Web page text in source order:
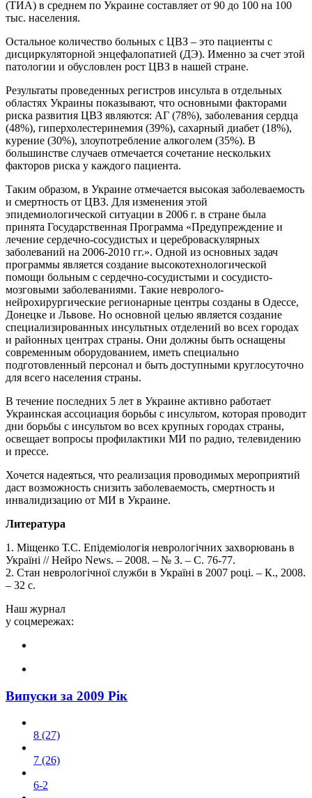
(ТИА) в среднем по Украине составляет от 90 до 100 на 100
тыс. населения.
Остальное количество больных с ЦВЗ – это пациенты с
дисциркуляторной энцефалопатией (ДЭ). Именно за счет этой
патологии и обусловлен рост ЦВЗ в нашей стране.
Результаты проведенных регистров инсульта в отдельных
областях Украины показывают, что основными факторами
риска развития ЦВЗ являются: АГ (78%), заболевания сердца
(48%), гиперхолестеринемия (39%), сахарный диабет (18%),
курение (30%), злоупотребление алкоголем (35%). В
большинстве случаев отмечается сочетание нескольких
факторов риска у каждого пациента.
Таким образом, в Украине отмечается высокая заболеваемость
и смертность от ЦВЗ. Для изменения этой
эпидемиологической ситуации в 2006 г. в стране была
принята Государственная Программа «Предупреждение и
лечение сердечно-сосудистых и цереброваскулярных
заболеваний на 2006-2010 гг.». Одной из основных задач
программы является создание высокотехнологической
помощи больным с сердечно-сосудистыми и сосудисто-
мозговыми заболеваниями. Такие невролого-
нейрохирургические регионарные центры созданы в Одессе,
Донецке и Львове. Но основной целью является создание
специализированных инсультных отделений во всех городах
и районных центрах страны. Они должны быть оснащены
современным оборудованием, иметь специально
подготовленный персонал и быть доступными круглосуточно
для всего населения страны.
В течение последних 5 лет в Украине активно работает
Украинская ассоциация борьбы с инсультом, которая проводит
дни борьбы с инсультом во всех крупных городах страны,
освещает вопросы профилактики МИ по радио, телевидению
и прессе.
Хочется надеяться, что реализация проводимых мероприятий
даст возможность снизить заболеваемость, смертность и
инвалидизацию от МИ в Украине.
Литература
1. Міщенко Т.С. Епідеміологія неврологічних захворювань в
Україні // Нейро News. – 2008. – № З. – С. 76-77.
2. Стан неврологічної служби в Україні в 2007 році. – К., 2008.
– 32 с.
Наш журнал
у соцмережах:
Випуски за 2009 Рік
8 (27)
7 (26)
6-2